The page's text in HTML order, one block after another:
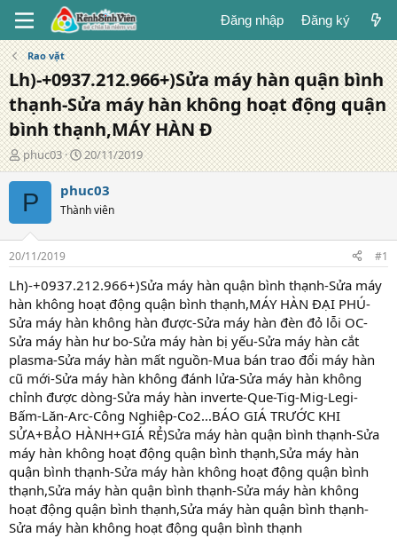
Đăng nhập Đăng ký
Rao vặt
Lh)-+0937.212.966+)Sửa máy hàn quận bình
thạnh-Sửa máy hàn không hoạt động quận
bình thạnh,MÁY HÀN Đ
T
á
c
g
ả
phuc03
N
g
à
y
đ
g
20/11/2019
P phuc03
Thành viên
20/11/2019 #1
Lh)-+0937.212.966+)Sửa máy hàn quận bình thạnh-Sửa máy
hàn không hoạt động quận bình thạnh,MÁY HÀN ĐẠI PHÚ-
Sửa máy hàn không hàn được-Sửa máy hàn đèn đỏ lỗi OC-
Sửa máy hàn hư bo-Sửa máy hàn bị yếu-Sửa máy hàn cắt
plasma-Sửa máy hàn mất nguồn-Mua bán trao đổi máy hàn
cũ mới-Sửa máy hàn không đánh lửa-Sửa máy hàn không
chỉnh được dòng-Sửa máy hàn inverte-Que-Tig-Mig-Legi-
Bấm-Lăn-Arc-Công Nghiệp-Co2...BÁO GIÁ TRƯỚC KHI
SỬA+BẢO HÀNH+GIÁ RẺ)Sửa máy hàn quận bình thạnh-Sửa
máy hàn không hoạt động quận bình thạnh,Sửa máy hàn
quận bình thạnh-Sửa máy hàn không hoạt động quận bình
thạnh,Sửa máy hàn quận bình thạnh-Sửa máy hàn không
hoạt động quận bình thạnh,Sửa máy hàn quận bình thạnh-
Sửa máy hàn không hoạt động quận bình thạnh